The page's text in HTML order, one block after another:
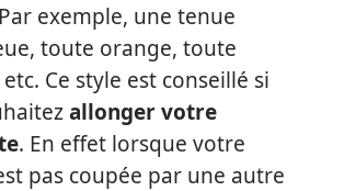
exemple, une tenue
toute orange, toute
Ce style est conseillé si
allonger votre
. En effet lorsque votre
pas coupée par une autre